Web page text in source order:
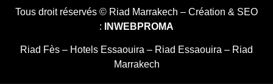
Tous droit réservés © Riad Marrakech – Création & SEO
:
INWEBPROMA
Riad Fès – Hotels Essaouira – Riad Essaouira – Riad
Marrakech